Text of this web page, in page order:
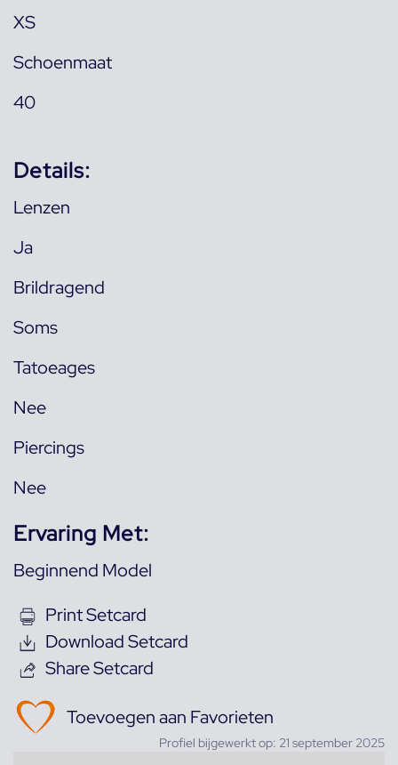
XS
Schoenmaat
40
Details:
Lenzen
Ja
Brildragend
Soms
Tatoeages
Nee
Piercings
Nee
Ervaring Met:
Beginnend Model
Print Setcard
Download Setcard
Share Setcard
Toevoegen aan Favorieten
Profiel bijgewerkt op: 21 september 2025